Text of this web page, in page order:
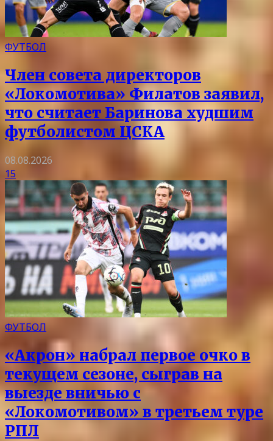
ФУТБОЛ
Член совета директоров
«Локомотива» Филатов заявил,
что считает Баринова худшим
футболистом ЦСКА
08.08.2026
15
ФУТБОЛ
«Акрон» набрал первое очко в
текущем сезоне, сыграв на
выезде вничью с
«Локомотивом» в третьем туре
РПЛ